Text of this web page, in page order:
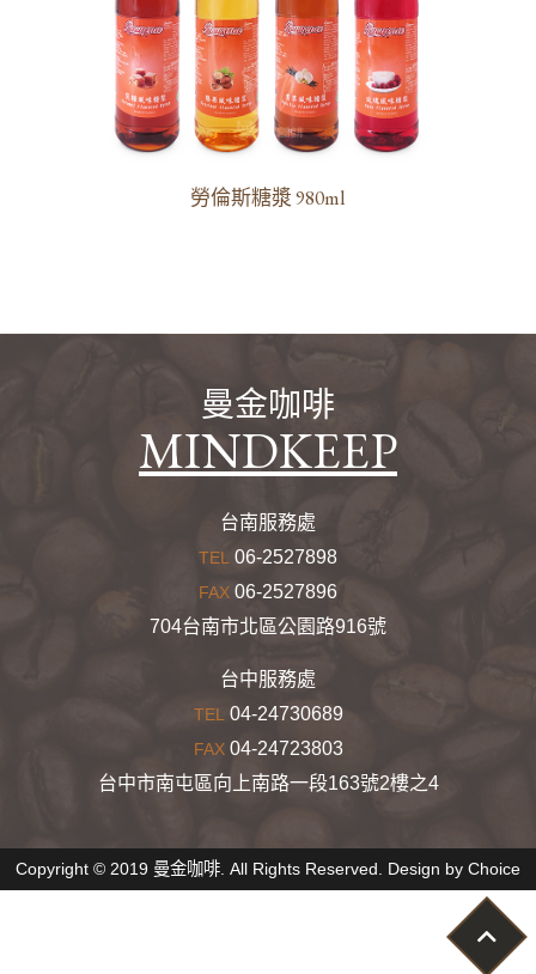
餐飲專用果醋
勞倫斯糖漿 980ml
台南服務處
TEL 06-2527898
FAX 06-2527896
704台南市北區公園路916號
曼金咖啡
MINDKEEP
台中服務處
TEL 04-24730689
FAX04-24723803
台中市南屯區向上南路一段163號2樓之4
Copyright © 2019 曼金咖啡. All Rights Reserved. Design by Choice